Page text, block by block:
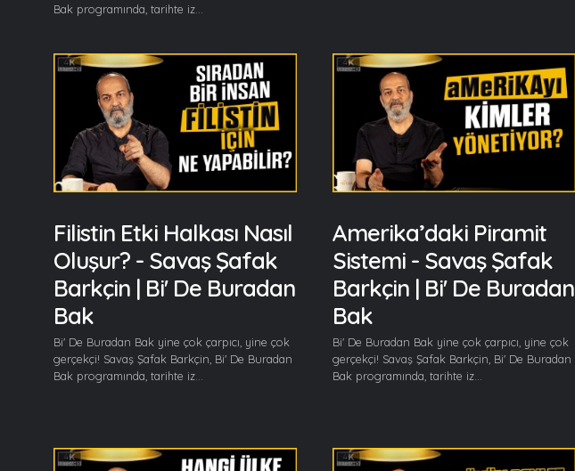
Bak programında, tarihte iz...
Filistin Etki Halkası Nasıl
Oluşur? - Savaş Şafak
Barkçin | Bi' De Buradan
Bak
Bi' De Buradan Bak yine çok çarpıcı, yine çok
gerçekçi! Savaş Şafak Barkçin, Bi' De Buradan
Bak programında, tarihte iz...
Amerika’daki Piramit
Sistemi - Savaş Şafak
Barkçin | Bi' De Buradan
Bak
Bi' De Buradan Bak yine çok çarpıcı, yine çok
gerçekçi! Savaş Şafak Barkçin, Bi' De Buradan
Bak programında, tarihte iz...